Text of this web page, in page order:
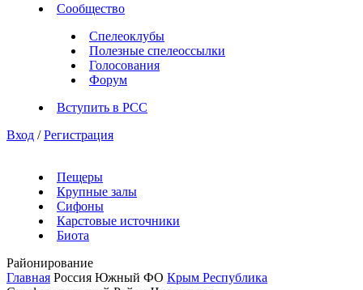
Сообщество
Спелеоклубы
Полезные спелеоссылки
Голосования
Форум
Вступить в РСС
Вход / Регистрация
Пещеры
Крупные залы
Сифоны
Карстовые источники
Биота
Районирование
Главная Россия Южный ФО Крым Республика